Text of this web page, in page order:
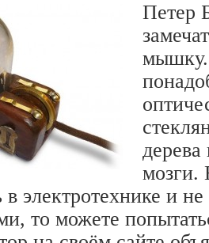
Петер
мышку.
мозги.
в электротехнике и
то можете